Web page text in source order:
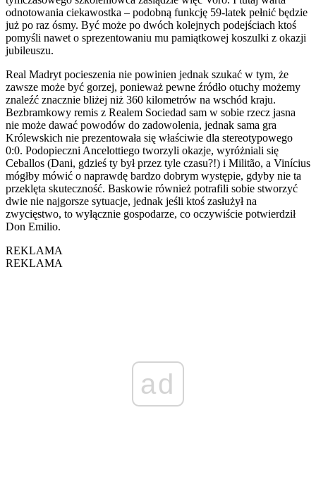
odnotowania ciekawostka – podobną funkcję 59-latek pełnić będzie
już po raz ósmy. Być może po dwóch kolejnych podejściach ktoś
pomyśli nawet o sprezentowaniu mu pamiątkowej koszulki z okazji
jubileuszu.
Real Madryt pocieszenia nie powinien jednak szukać w tym, że
zawsze może być gorzej, ponieważ pewne źródło otuchy możemy
znaleźć znacznie bliżej niż 360 kilometrów na wschód kraju.
Bezbramkowy remis z Realem Sociedad sam w sobie rzecz jasna
nie może dawać powodów do zadowolenia, jednak sama gra
Królewskich nie prezentowała się właściwie dla stereotypowego
0:0. Podopieczni Ancelottiego tworzyli okazje, wyróżniali się
Ceballos (Dani, gdzieś ty był przez tyle czasu?!) i Militão, a Vinícius
mógłby mówić o naprawdę bardzo dobrym występie, gdyby nie ta
przeklęta skuteczność. Baskowie również potrafili sobie stworzyć
dwie nie najgorsze sytuacje, jednak jeśli ktoś zasłużył na
zwycięstwo, to wyłącznie gospodarze, co oczywiście potwierdził
Don Emilio.
REKLAMA
REKLAMA
ad